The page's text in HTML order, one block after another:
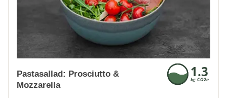
Pastasallad: Prosciutto &
Mozzarella